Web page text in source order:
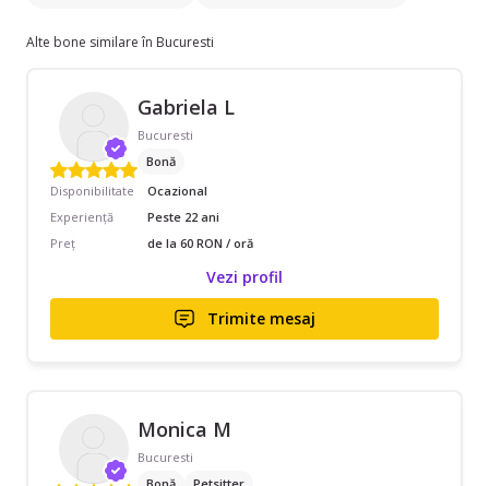
Alte bone similare în Bucuresti
Gabriela L
Bucuresti
Bonă
Disponibilitate
Ocazional
Experiență
Peste 22 ani
Preț
de la 60 RON / oră
Vezi profil
Trimite mesaj
Monica M
Bucuresti